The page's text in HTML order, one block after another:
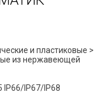
и пластиковые >
из нержавеющей
IP67/IP68